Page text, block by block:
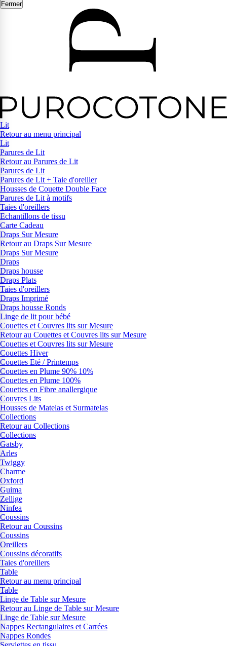
Fermer
Lit
Retour au menu principal
Lit
Parures de Lit
Retour au Parures de Lit
Parures de Lit
Parures de Lit + Taie d'oreiller
Housses de Couette Double Face
Parures de Lit à motifs
Taies d'oreillers
Echantillons de tissu
Carte Cadeau
Draps Sur Mesure
Retour au Draps Sur Mesure
Draps Sur Mesure
Draps
Draps housse
Draps Plats
Taies d'oreillers
Draps Imprimé
Draps housse Ronds
Linge de lit pour bébé
Couettes et Couvres lits sur Mesure
Retour au Couettes et Couvres lits sur Mesure
Couettes et Couvres lits sur Mesure
Couettes Hiver
Couettes Eté / Printemps
Couettes en Plume 90% 10%
Couettes en Plume 100%
Couettes en Fibre anallergique
Couvres Lits
Housses de Matelas et Surmatelas
Collections
Retour au Collections
Collections
Gatsby
Arles
Twiggy
Charme
Oxford
Guima
Zellige
Ninfea
Coussins
Retour au Coussins
Coussins
Oreillers
Coussins décoratifs
Taies d'oreillers
Table
Retour au menu principal
Table
Linge de Table sur Mesure
Retour au Linge de Table sur Mesure
Linge de Table sur Mesure
Nappes Rectangulaires et Carrées
Nappes Rondes